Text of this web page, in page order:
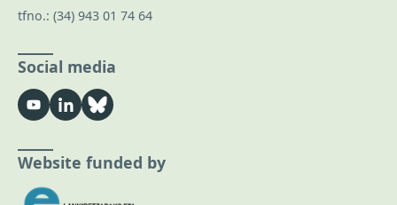
tfno.: (34) 943 01 74 64
Social media
Website funded by